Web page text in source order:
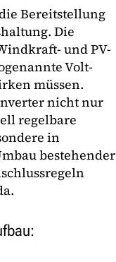
Bereitstellung
Die
und PV-
Volt-
müssen.
nicht nur
regelbare
in
bestehender